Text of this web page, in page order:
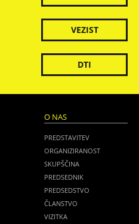
VEZIST
DTI
O NAS
PREDSTAVITEV
ORGANIZIRANOST
SKUPŠČINA
PREDSEDNIK
PREDSEDSTVO
ČLANSTVO
VIZITKA